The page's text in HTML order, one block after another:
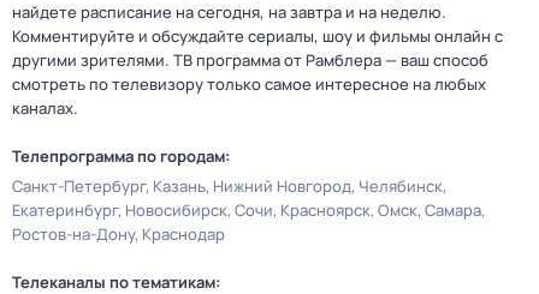
найдете расписание на сегодня, на завтра и на неделю.
Комментируйте и обсуждайте сериалы, шоу и фильмы онлайн с
другими зрителями. ТВ программа от Рамблера — ваш способ
смотреть по телевизору только самое интересное на любых
каналах.
Телепрограмма по городам:
Санкт-Петербург Казань Нижний Новгород Челябинск
Екатеринбург Новосибирск Сочи Красноярск Омск Самара
Ростов-на-Дону Краснодар
Телеканалы по тематикам: